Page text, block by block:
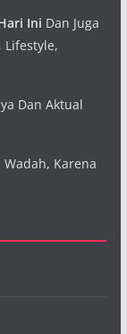
Ini Dan Juga
Lifestyle,
Dan Aktual
Karena